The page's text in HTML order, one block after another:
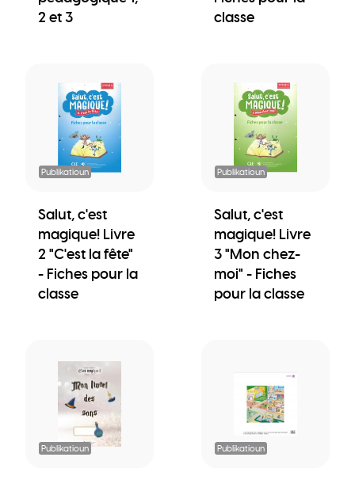
2 et 3
classe
Publikatioun
Salut, c'est
magique! Livre
2 "C'est la fête"
- Fiches pour la
classe
Publikatioun
Salut, c'est
magique! Livre
3 "Mon chez-
moi" - Fiches
pour la classe
Publikatioun Publikatioun